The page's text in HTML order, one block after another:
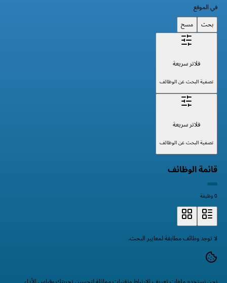
في الموقع
بحث
مسح
فلاتر سريعة
تصفية البحث عن الوظائف
فلاتر سريعة
تصفية البحث عن الوظائف
قائمة الوظائف
0 وظيفة
لا توجد وظائف مطابقة لمعايير البحث.